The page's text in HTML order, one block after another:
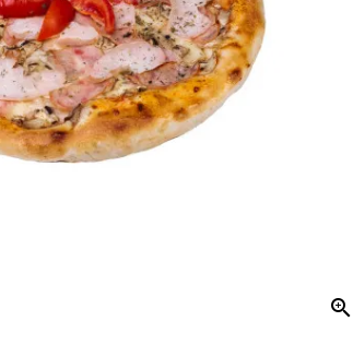
zoom_in